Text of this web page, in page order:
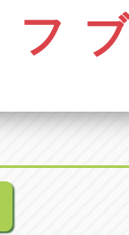
アップル碧南店
愛知県碧南市立山町4-
アップル小牧店
アップル尾張旭店
愛知県尾張旭市印場元
フ